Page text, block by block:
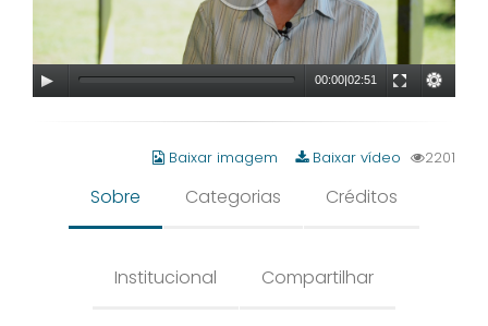
00:00|02:51
Baixar imagem Baixar vídeo 2201
Sobre Categorias Créditos
Institucional Compartilhar